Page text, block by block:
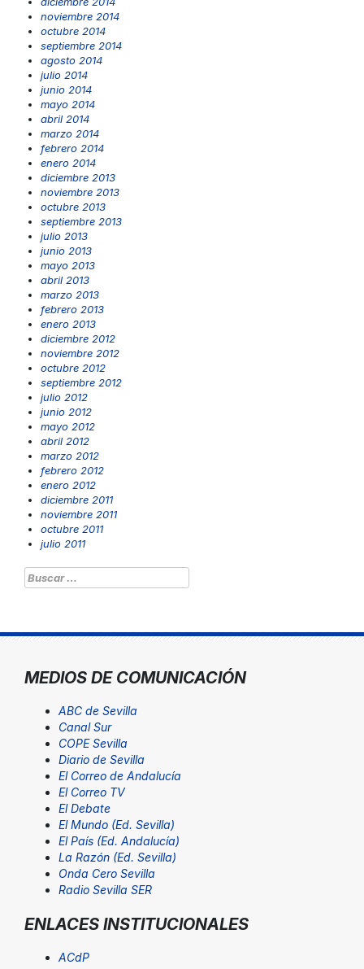
noviembre 2014
octubre 2014
septiembre 2014
agosto 2014
julio 2014
junio 2014
mayo 2014
abril 2014
marzo 2014
febrero 2014
enero 2014
diciembre 2013
noviembre 2013
octubre 2013
septiembre 2013
julio 2013
junio 2013
mayo 2013
abril 2013
marzo 2013
febrero 2013
enero 2013
diciembre 2012
noviembre 2012
octubre 2012
septiembre 2012
julio 2012
junio 2012
mayo 2012
abril 2012
marzo 2012
febrero 2012
enero 2012
diciembre 2011
noviembre 2011
octubre 2011
julio 2011
Buscar:
MEDIOS DE COMUNICACIÓN
ABC de Sevilla
Canal Sur
COPE Sevilla
Diario de Sevilla
El Correo de Andalucía
El Correo TV
El Debate
El Mundo (Ed. Sevilla)
El País (Ed. Andalucía)
La Razón (Ed. Sevilla)
Onda Cero Sevilla
Radio Sevilla SER
ENLACES INSTITUCIONALES
ACdP